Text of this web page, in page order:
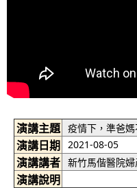
演講主題 疫情下，準爸
演講日期 2021-08-05
演講講者 新竹馬偕醫院
演講說明